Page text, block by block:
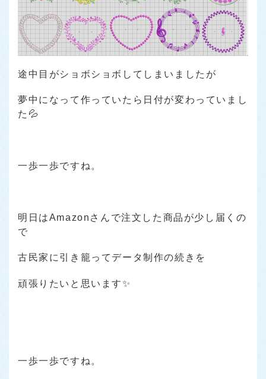
途中目がショボショボしてしまいましたが
夢中になって作っていたら日付が変わっていまし
た💦
一歩一歩ですね。
明日はAmazonさんで注文した商品が少し届くの
で
古民家に引き籠ってデータ制作の続きを
頑張りたいと思います✨
一歩一歩ですね。